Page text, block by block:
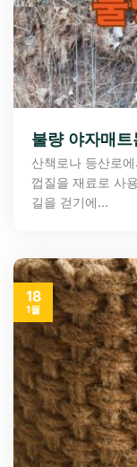
불량 야자매
산책로나 등산로
껍질을 재료로 사
길을 걷기에...
18
1월